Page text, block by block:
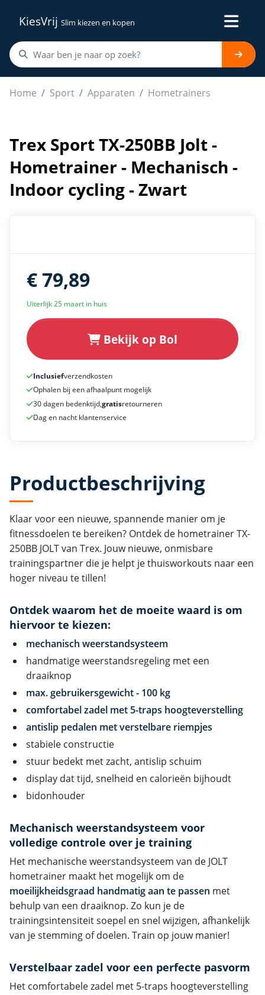
KiesVrij Slim kiezen en kopen
Home Sport Apparaten Hometrainers
Trex Sport TX-250BB Jolt - Hometrainer - Mechanisch -
Trex Sport TX-250BB Jolt -
Hometrainer - Mechanisch -
Indoor cycling - Zwart
€ 79,89
Uiterlijk 25 maart in huis
Bekijk op Bol
Inclusiefverzendkosten
Ophalen bij een afhaalpunt mogelijk
30 dagen bedenktijd,gratisretourneren
Dag en nacht klantenservice
Productbeschrijving
Klaar voor een nieuwe, spannende manier om je
fitnessdoelen te bereiken? Ontdek de hometrainer TX-
250BB JOLT van Trex. Jouw nieuwe, onmisbare
trainingspartner die je helpt je thuisworkouts naar een
hoger niveau te tillen!
Ontdek waarom het de moeite waard is om
hiervoor te kiezen:
mechanisch weerstandsysteem
handmatige weerstandsregeling met een
draaiknop
max. gebruikersgewicht - 100 kg
comfortabel zadel met 5-traps hoogteverstelling
antislip pedalen met verstelbare riempjes
stabiele constructie
stuur bedekt met zacht, antislip schuim
display dat tijd, snelheid en calorieën bijhoudt
bidonhouder
Mechanisch weerstandsysteem voor
volledige controle over je training
Het mechanische weerstandsysteem van de JOLT
hometrainer maakt het mogelijk om de
moeilijkheidsgraad handmatig aan te passen met
behulp van een draaiknop. Zo kun je de
trainingsintensiteit soepel en snel wijzigen, afhankelijk
van je stemming of doelen. Train op jouw manier!
Verstelbaar zadel voor een perfecte pasvorm
Het comfortabele zadel met 5-traps hoogteverstelling